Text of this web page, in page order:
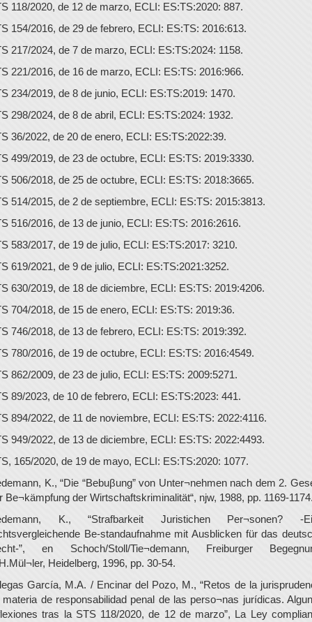
118/2020, de 12 de marzo, ECLI: ES:TS:2020: 887.
154/2016, de 29 de febrero, ECLI: ES:TS: 2016:613.
217/2024, de 7 de marzo, ECLI: ES:TS:2024: 1158.
221/2016, de 16 de marzo, ECLI: ES:TS: 2016:966.
234/2019, de 8 de junio, ECLI: ES:TS:2019: 1470.
298/2024, de 8 de abril, ECLI: ES:TS:2024: 1932.
36/2022, de 20 de enero, ECLI: ES:TS:2022:39.
499/2019, de 23 de octubre, ECLI: ES:TS: 2019:3330.
506/2018, de 25 de octubre, ECLI: ES:TS: 2018:3665.
514/2015, de 2 de septiembre, ECLI: ES:TS: 2015:3813.
516/2016, de 13 de junio, ECLI: ES:TS: 2016:2616.
583/2017, de 19 de julio, ECLI: ES:TS:2017: 3210.
619/2021, de 9 de julio, ECLI: ES:TS:2021:3252.
630/2019, de 18 de diciembre, ECLI: ES:TS: 2019:4206.
704/2018, de 15 de enero, ECLI: ES:TS: 2019:36.
746/2018, de 13 de febrero, ECLI: ES:TS: 2019:392.
780/2016, de 19 de octubre, ECLI: ES:TS: 2016:4549.
862/2009, de 23 de julio, ECLI: ES:TS: 2009:5271.
89/2023, de 10 de febrero, ECLI: ES:TS:2023: 441.
894/2022, de 11 de noviembre, ECLI: ES:TS: 2022:4116.
949/2022, de 13 de diciembre, ECLI: ES:TS: 2022:4493.
165/2020, de 19 de mayo, ECLI: ES:TS:2020: 1077.
K., “Die “Bebuβung” von Unter¬nehmen nach dem 2.
Be¬kämpfung der Wirtschaftskriminalität“, njw, 1988, pp. 1169-
K., “Strafbarkeit Juristichen Per¬sonen? -
Be-standaufnahme mit Ausblicken für das
”, en Schoch/Stoll/Tie¬demann, Freiburger
Heidelberg, 1996, pp. 30-54.
García, M.A. / Encinar del Pozo, M., “Retos de la
materia de responsabilidad penal de las perso¬nas jurídicas.
tras la STS 118/2020, de 12 de marzo”, La Ley